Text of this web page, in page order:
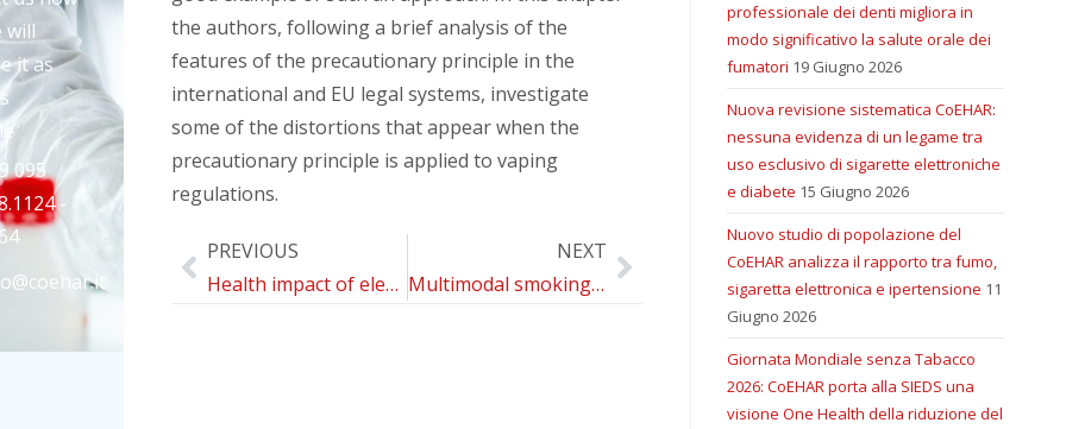
will
it as
095
-
the authors, following a brief analysis of the
features of the precautionary principle in the
international and EU legal systems, investigate
some of the distortions that appear when the
precautionary principle is applied to vaping
regulations.
PREVIOUS
Health impact of electronic cigarettes and heated tobacco systems
NEXT
Multimodal smoking cessation in real life setting: combining motivational interviewing with official therapy and reduced risk products
professionale dei denti migliora in
modo significativo la salute orale dei
fumatori 19 Giugno 2026
Nuova revisione sistematica CoEHAR:
nessuna evidenza di un legame tra
uso esclusivo di sigarette elettroniche
e diabete 15 Giugno 2026
Nuovo studio di popolazione del
CoEHAR analizza il rapporto tra fumo,
sigaretta elettronica e ipertensione 11
Giugno 2026
Giornata Mondiale senza Tabacco
2026: CoEHAR porta alla SIEDS una
visione One Health della riduzione del